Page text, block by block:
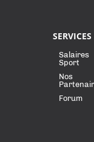
SERVICES
Salaires
Sport
Nos
Forum